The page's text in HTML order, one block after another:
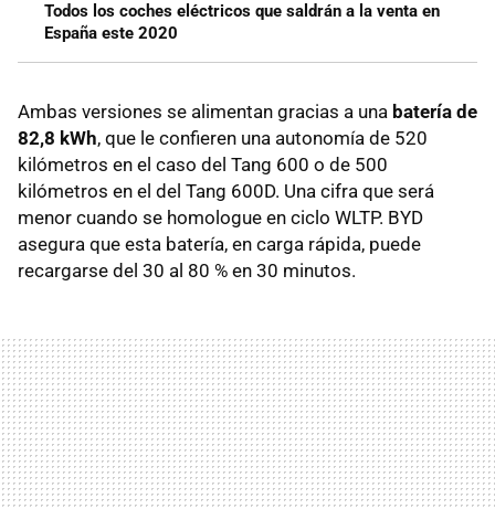
Todos los coches eléctricos que saldrán a la venta en
España este 2020
Ambas versiones se alimentan gracias a una batería de
82,8 kWh, que le confieren una autonomía de 520
kilómetros en el caso del Tang 600 o de 500
kilómetros en el del Tang 600D. Una cifra que será
menor cuando se homologue en ciclo WLTP. BYD
asegura que esta batería, en carga rápida, puede
recargarse del 30 al 80 % en 30 minutos.